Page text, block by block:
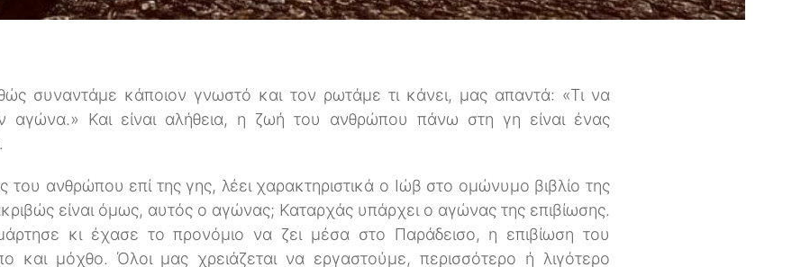
συναντάμε κάποιον γνωστό και τον ρωτάμε τι κάνει, μας απαντά: «Τι να
Και είναι αλήθεια, η ζωή του ανθρώπου πάνω στη γη είναι ένας
του ανθρώπου επί της γης, λέει χαρακτηριστικά ο Ιώβ στο ομώνυμο βιβλίο της
είναι όμως, αυτός ο αγώνας; Καταρχάς υπάρχει ο αγώνας της επιβίωσης.
κι έχασε το προνόμιο να ζει μέσα στο Παράδεισο, η επιβίωση του
και μόχθο. Όλοι μας χρειάζεται να εργαστούμε, περισσότερο ή λιγότερο